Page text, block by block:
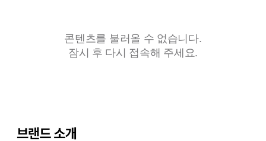
콘텐츠를 불러올 수 없습니다.
잠시 후 다시 접속해 주세요.